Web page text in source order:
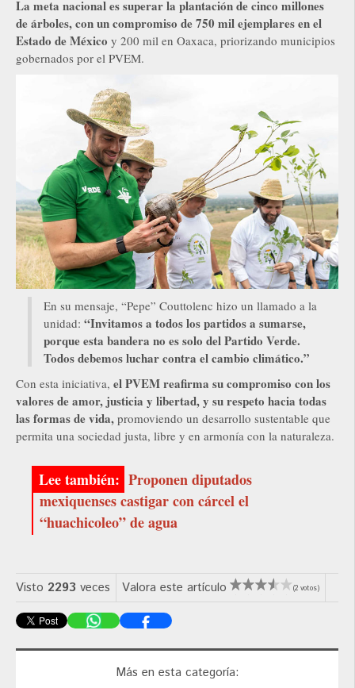
La meta nacional es superar la plantación de cinco millones
de árboles, con un compromiso de 750 mil ejemplares en el
Estado de México y 200 mil en Oaxaca, priorizando municipios
gobernados por el PVEM.
En su mensaje, “Pepe” Couttolenc hizo un llamado a la
unidad: “Invitamos a todos los partidos a sumarse,
porque esta bandera no es solo del Partido Verde.
Todos debemos luchar contra el cambio climático.”
Con esta iniciativa, el PVEM reafirma su compromiso con los
valores de amor, justicia y libertad, y su respeto hacia todas
las formas de vida, promoviendo un desarrollo sustentable que
permita una sociedad justa, libre y en armonía con la naturaleza.
Proponen diputados
mexiquenses castigar con cárcel el
“huachicoleo” de agua
Visto 2293 veces Valora este artículo (2 votos)
Más en esta categoría: